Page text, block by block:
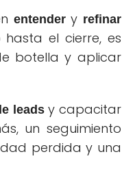
entendery refinar
el cierre, es
botella y aplicar
leadsy capacitar
un seguimiento
perdida y una